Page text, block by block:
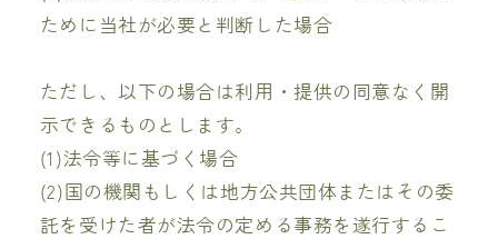
ために当社が必要と判断した場合
ただし、以下の場合は利用・提供の同意なく開
示できるものとします。
(1)法令等に基づく場合
(2)国の機関もしくは地方公共団体またはその委
託を受けた者が法令の定める事務を遂行するこ